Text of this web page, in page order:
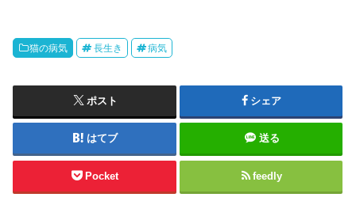
猫の病気 長生き 病気
ポスト シェア
はてブ 送る
Pocket feedly